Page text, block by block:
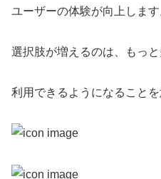
ユーザーの体験が向上します
選択肢が増えるのは、もっ
利用できるようになることを